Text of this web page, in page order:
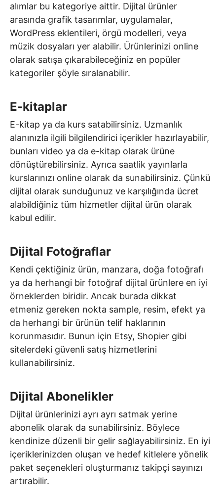
alımlar bu kategoriye aittir. Dijital ürünler
arasında grafik tasarımlar, uygulamalar,
WordPress eklentileri, örgü modelleri, veya
müzik dosyaları yer alabilir. Ürünlerinizi online
olarak satışa çıkarabileceğiniz en popüler
kategoriler şöyle sıralanabilir.
E-kitaplar
E-kitap ya da kurs satabilirsiniz. Uzmanlık
alanınızla ilgili bilgilendirici içerikler hazırlayabilir,
bunları video ya da e-kitap olarak ürüne
dönüştürebilirsiniz. Ayrıca saatlik yayınlarla
kurslarınızı online olarak da sunabilirsiniz. Çünkü
dijital olarak sunduğunuz ve karşılığında ücret
alabildiğiniz tüm hizmetler dijital ürün olarak
kabul edilir.
Dijital Fotoğraflar
Kendi çektiğiniz ürün, manzara, doğa fotoğrafı
ya da herhangi bir fotoğraf dijital ürünlere en iyi
örneklerden biridir. Ancak burada dikkat
etmeniz gereken nokta sample, resim, efekt ya
da herhangi bir ürünün telif haklarının
korunmasıdır. Bunun için Etsy, Shopier gibi
sitelerdeki güvenli satış hizmetlerini
kullanabilirsiniz.
Dijital Abonelikler
Dijital ürünlerinizi ayrı ayrı satmak yerine
abonelik olarak da sunabilirsiniz. Böylece
kendinize düzenli bir gelir sağlayabilirsiniz. En iyi
içeriklerinizden oluşan ve hedef kitlelere yönelik
paket seçenekleri oluşturmanız takipçi sayınızı
artırabilir.